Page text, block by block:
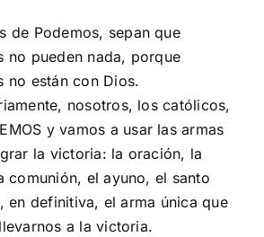
de Podemos, sepan que
no pueden nada, porque
no están con Dios.
nosotros, los católicos,
y vamos a usar las armas
la victoria: la oración, la
comunión, el ayuno, el santo
en definitiva, el arma única que
a la victoria.